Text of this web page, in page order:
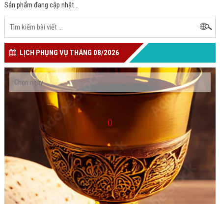
Sản phẩm đang cập nhật...
LỊCH PHỤNG VỤ THÁNG 08/2026
()